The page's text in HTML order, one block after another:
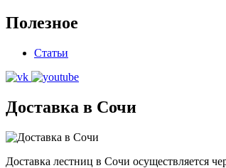
Полезное
Статьи
Доставка в Сочи
Доставка лестниц в Сочи осуществляется